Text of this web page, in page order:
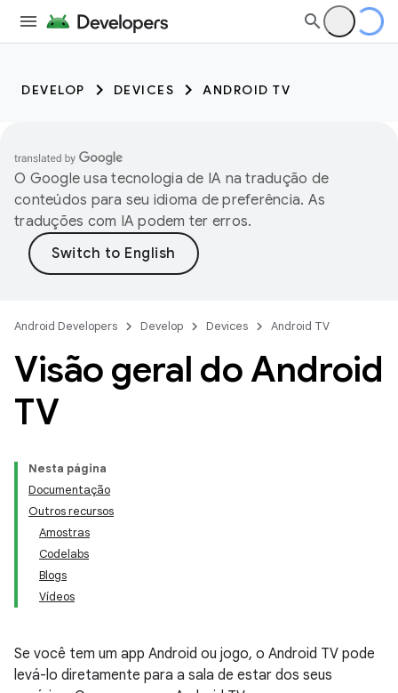
DEVELOP DEVICES ANDROID TV
O Google usa tecnologia de IA na tradução de
conteúdos para seu idioma de preferência. As
traduções com IA podem ter erros.
Android Developers Develop Devices Android TV
Visão geral do Android
TV
Nesta página
Documentação
Outros recursos
Amostras
Codelabs
Blogs
Vídeos
Se você tem um app Android ou jogo, o Android TV pode
levá-lo diretamente para a sala de estar dos seus